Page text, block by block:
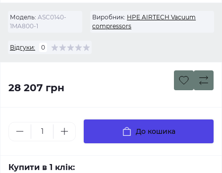
Модель: ASC0140-
1MA800-1
Виробник: HPE AIRTECH Vacuum
compressors
Відгуки: 0
28 207 грн
До кошика
Купити в 1 клік: